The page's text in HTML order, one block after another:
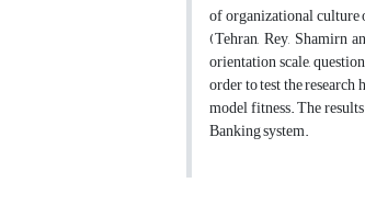
of organizational culture
(Tehran, Rey, Shamirn
orientation scale,
order to test the
model fitness. The
Banking system.